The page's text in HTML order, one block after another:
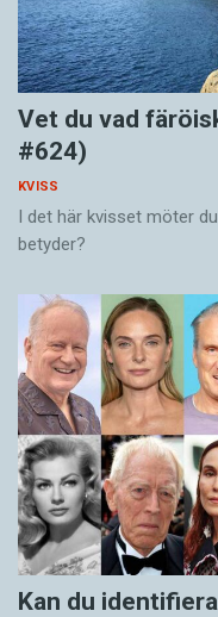
Vet du vad
#624)
KVISS
I det här kvisset möter
betyder?
Kan du